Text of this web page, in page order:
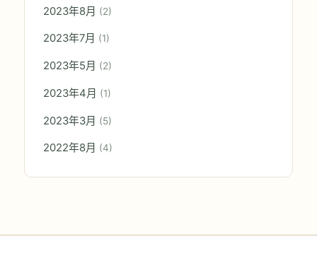
2023年8月 (2)
2023年7月 (1)
2023年5月 (2)
2023年4月 (1)
2023年3月 (5)
2022年8月 (4)